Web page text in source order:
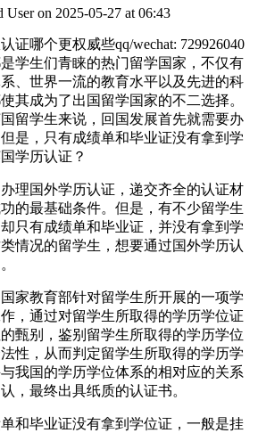
User on 2025-05-27 at 06:43
证哪个更权威些qq/wechat: 729926040
学生们青睐的热门留学国家，不仅有
、世界一流的教育水平以及先进的科
其成为了出国留学国家的不二选择。
留学生来说，回国发展首先就需要办
是，只有成绩单和毕业证没有拿到学
学历认证？
理国外学历认证，递交齐全的认证材
的最基础条件。但是，有不少留学生
只有成绩单和毕业证，并没有拿到学
情况的留学生，想要通过国外学历认
家教育部针对留学生所开展的一项学
，通过对留学生所取得的学历学位证
甄别，鉴别留学生所取得的学历学位
性，从而判定留学生所取得的学历学
我国的学历学位体系的相对应的关系
，最终出具纸质的认证书。
和毕业证没有拿到学位证，一般是挂